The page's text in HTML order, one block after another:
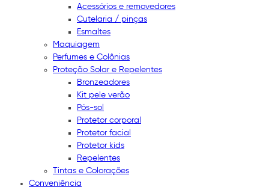
Acessórios e removedores
Cutelaria / pinças
Esmaltes
Maquiagem
Perfumes e Colônias
Proteção Solar e Repelentes
Bronzeadores
Kit pele verão
Pós-sol
Protetor corporal
Protetor facial
Protetor kids
Repelentes
Tintas e Colorações
Conveniência